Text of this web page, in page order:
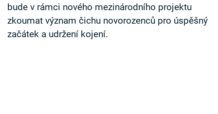
bude v rámci nového mezinárodního projektu
zkoumat význam čichu novorozenců pro úspěšný
začátek a udržení kojení.